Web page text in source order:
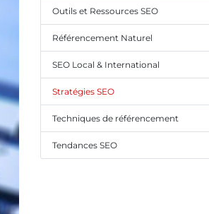
Outils et Ressources SEO
Référencement Naturel
SEO Local & International
Stratégies SEO
Techniques de référencement
Tendances SEO